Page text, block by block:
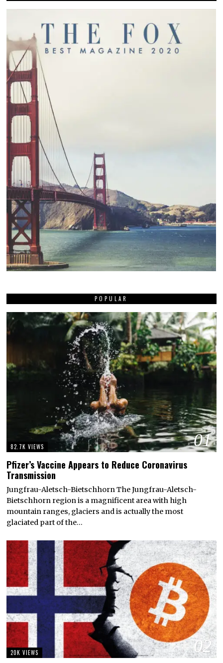
POPULAR
01
82.7K VIEWS
Pfizer’s Vaccine Appears to Reduce Coronavirus
Transmission
Jungfrau-Aletsch-Bietschhorn The Jungfrau-Aletsch-
Bietschhorn region is a magnificent area with high
mountain ranges, glaciers and is actually the most
glaciated part of the…
02
20K VIEWS